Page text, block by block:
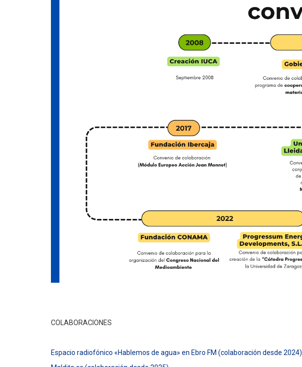
COLABORACIONES
Espacio radiofónico «Hablemos de agua» en Ebro FM (colaboración desde 2024)